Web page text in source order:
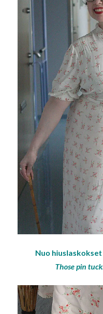
Nuo
Those pin